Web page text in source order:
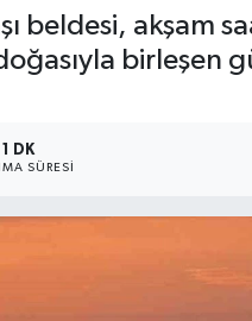
beldesi, akşam
birleşen
1 DK
SÜRESI